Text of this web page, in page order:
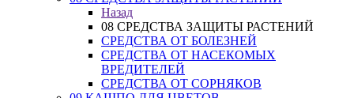
Назад
08 СРЕДСТВА ЗАЩИТЫ РАСТЕНИЙ
СРЕДСТВА ОТ БОЛЕЗНЕЙ
СРЕДСТВА ОТ НАСЕКОМЫХ
ВРЕДИТЕЛЕЙ
СРЕДСТВА ОТ СОРНЯКОВ